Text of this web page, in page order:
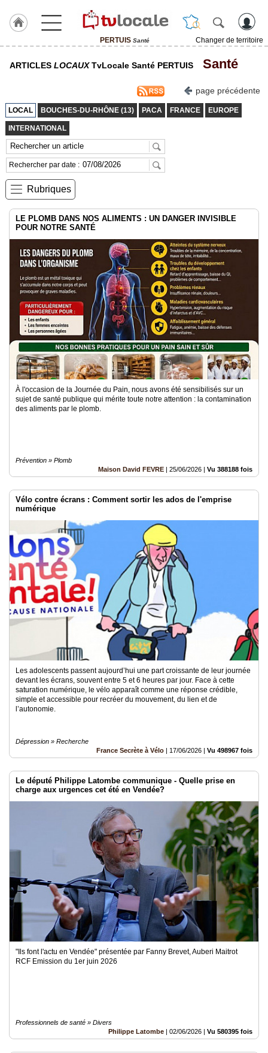
PERTUIS Santé
Changer de territoire
PERTUIS
TvLocale
France
Accueil
RUBRIQUES
Agenda
Vidéos
Médias
groupe
Blogs
Prémium
Inscription
annuaire
pro
Accès
éditeur
ARTICLES LOCAUXTvLocale Santé PERTUIS Santé
page précédente
LOCAL BOUCHES-DU-RHÔNE (13) PACA FRANCE EUROPE
INTERNATIONAL
Rechercher par date :
Rubriques
LE PLOMB DANS NOS ALIMENTS : UN DANGER INVISIBLE
POUR NOTRE SANTÉ
À l'occasion de la Journée du Pain, nous avons été sensibilisés sur un
sujet de santé publique qui mérite toute notre attention : la contamination
des aliments par le plomb.
Prévention » Plomb
Maison David FEVRE | 25/06/2026 | Vu 388188 fois
Vélo contre écrans : Comment sortir les ados de l'emprise
numérique
Les adolescents passent aujourd’hui une part croissante de leur journée
devant les écrans, souvent entre 5 et 6 heures par jour. Face à cette
saturation numérique, le vélo apparaît comme une réponse crédible,
simple et accessible pour recréer du mouvement, du lien et de
l’autonomie.
Dépression » Recherche
France Secrète à Vélo | 17/06/2026 | Vu 498967 fois
Le député Philippe Latombe communique - Quelle prise en
charge aux urgences cet été en Vendée?
"Ils font l'actu en Vendée" présentée par Fanny Brevet, Auberi Maitrot
RCF Emission du 1er juin 2026
Professionnels de santé » Divers
Philippe Latombe | 02/06/2026 | Vu 580395 fois